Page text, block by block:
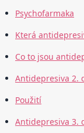
Psychofarmaka
Která
Co to jsou
Antidepresiva 2.
Použití
Antidepresiva 3.